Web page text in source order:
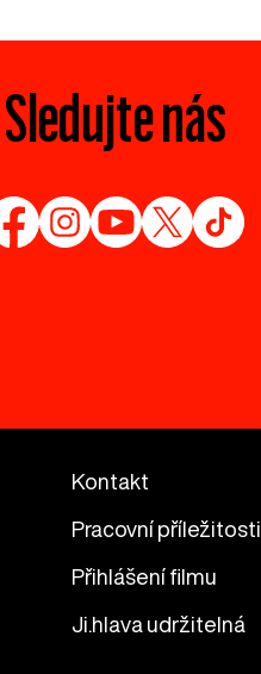
Sledujte nás
Kontakt
Pracovní příležitosti
Přihlášení filmu
Ji.hlava udržitelná